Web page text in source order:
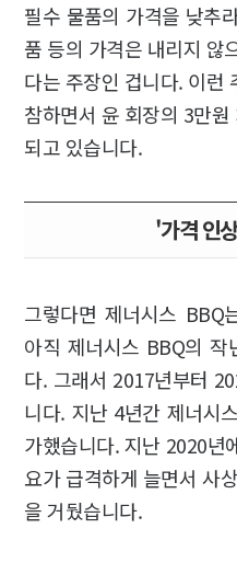
필수 물품의 가격을 낮추
품 등의 가격은 내리지 않
다는 주장인 겁니다. 이런
참하면서 윤 회장의 3만
되고 있습니다.
'가격 인
그렇다면 제너시스 BBQ
아직 제너시스 BBQ의 작
다. 그래서 2017년부터
니다. 지난 4년간 제너시
가했습니다. 지난 2020년
요가 급격하게 늘면서 사
을 거뒀습니다.